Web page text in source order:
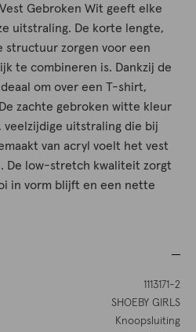
Gebroken Wit geeft elke
uitstraling. De korte lengte,
structuur zorgen voor een
te combineren is. Dankzij de
om over een T-shirt,
zachte gebroken witte kleur
uitstraling die bij
van acryl voelt het vest
De low-stretch kwaliteit zorgt
in vorm blijft en een nette
1113171-2
SHOEBY GIRLS
Knoopsluiting